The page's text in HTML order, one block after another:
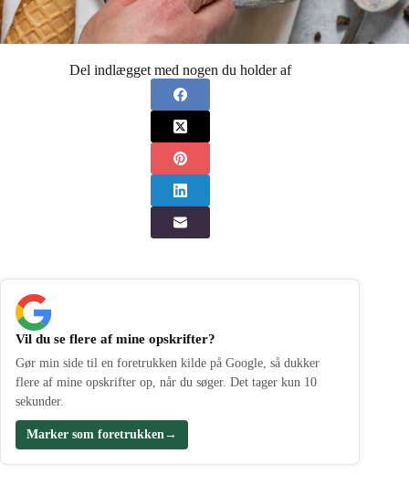
Del indlægget med nogen du holder af
Vil du se flere af mine opskrifter?
Gør min side til en foretrukken kilde på Google, så dukker
flere af mine opskrifter op, når du søger. Det tager kun 10
sekunder.
Marker som foretrukken→